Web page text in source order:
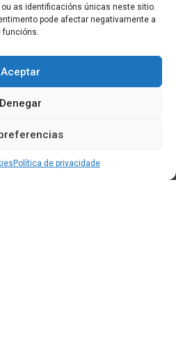
as identificacións únicas neste sitio.
pode afectar negativamente a
funcións.
Aceptar
Denegar
Política de privacidade